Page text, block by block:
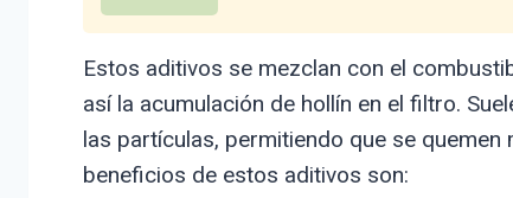
Estos aditivos se mezclan con el
así la acumulación de hollín en el filtro.
las partículas, permitiendo que se
beneficios de estos aditivos son: